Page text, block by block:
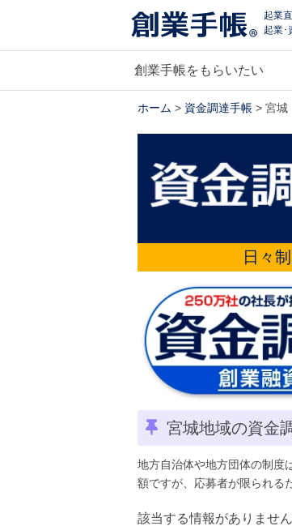
起業
起業･
創業手帳をもらいたい
ホーム > 資金調達手帳 > 宮城
日々
宮城地域の資金
地方自治体や地方団体の制度
額ですが、応募者が限られる
該当する情報がありません